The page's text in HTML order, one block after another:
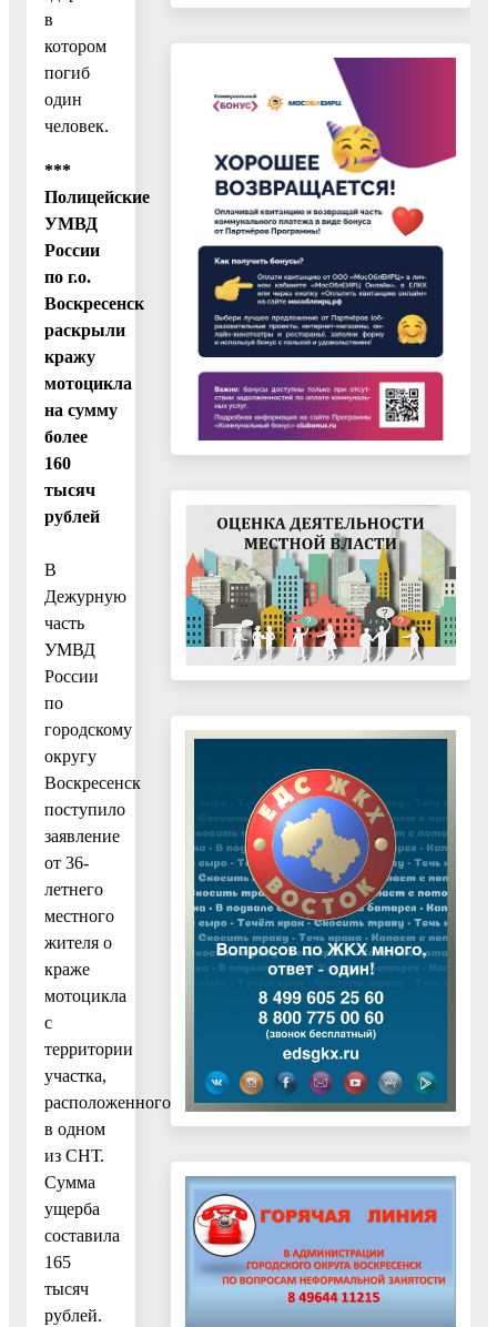
в
котором
погиб
один
человек.
***
Полицейские
УМВД
России
по г.о.
Воскресенск
раскрыли
кражу
мотоцикла
на сумму
более
160
тысяч
рублей
В
Дежурную
часть
УМВД
России
по
городскому
округу
Воскресенск
поступило
заявление
от 36-
летнего
местного
жителя о
краже
мотоцикла
с
территории
участка,
расположенного
в одном
из СНТ.
Сумма
ущерба
составила
165
тысяч
рублей.